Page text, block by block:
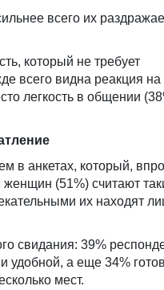
всего их
который не требует
всего видна реакция на
легкость в общении
в анкетах, который,
(51%) считают
их находят
свидания: 39%
удобной, а еще 34%
мест.